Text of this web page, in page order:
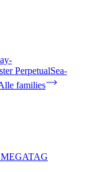
PerpetualSea-
families
TAG